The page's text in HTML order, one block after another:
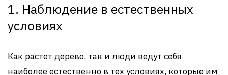
1. Наблюдение в естественных
условиях
Как растет дерево, так и люди ведут себя
наиболее естественно в тех условиях, которые им